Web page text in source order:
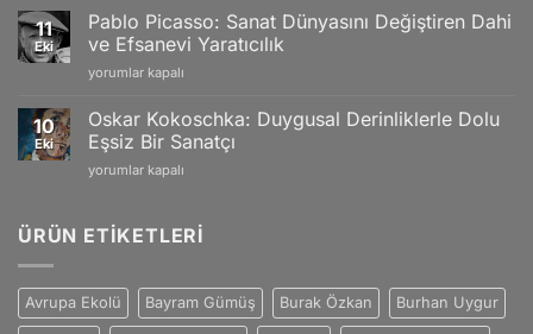
Yansımaları
için
Gogh:
Tutku
ve
Duygularla
Eşsiz
Sanat
Dünyası
için
11
Eki
Pablo Picasso: Sanat Dünyasını Değiştiren Dahi
ve Efsanevi Yaratıcılık
Pablo
Sanat
Dünyasını
Değiştiren
Dahi
Yaratıcılık
yorumlar kapalı
10
Eki
Oskar Kokoschka: Duygusal Derinliklerle Dolu
Eşsiz Bir Sanatçı
Oskar
Derinliklerle
Bir
Sanatçı
yorumlar kapalı
ÜRÜN ETIKETLERI
Avrupa Ekolü Bayram Gümüş Burak Özkan Burhan Uygur